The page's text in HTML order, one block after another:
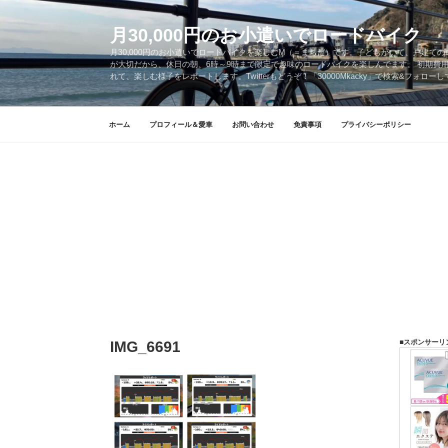
テ
ツ
ス
キ
ッ
月30,000円のお小遣いでロードバイク
月30,000円のお小遣いでロードバイクを楽しむM（＝まちだ）です。子どもがいて、戸建て
が大切だから、休日の朝、6時～9時まで限定で趣味のロードバイクを楽しんでます。 初期費
れて、楽しむ様子をレポートします。Twitterもどうぞ！「30000Mkacky」で検索&フォローし
ホーム プロフィール＆愛車 お問い合わせ 免責事項 プライバシーポリシー
IMG_6691 ■スポンサーリ